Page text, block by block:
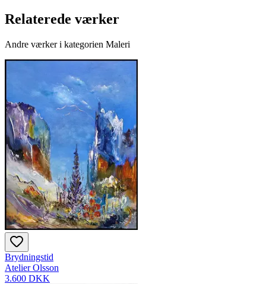
Relaterede værker
Andre værker i kategorien Maleri
Brydningstid
Atelier Olsson
3.600 DKK